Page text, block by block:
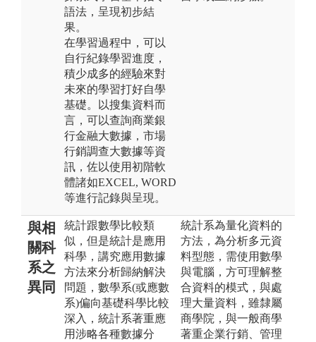
語法，呈現初步結
果。
在學習過程中，可以
自行紀錄學習進度，
積少成多的經驗來對
未來的學習打好自學
基礎。以搜集資料而
言，可以查詢商業銀
行金融大數據，市場
行銷調查大數據等資
訊，佐以使用初階軟
體諸如EXCEL, WORD
等進行記錄與呈現。
與相
關科
系之
異同
統計跟數學比較類
似，但是統計是應用
科學，講究應用數據
方法來分析歸納解決
問題，數學系(或應數
系)偏向基礎科學比較
深入，統計系著重應
用涉略各種數據分
統計系為量化資料的
方法，為分析多元資
料型態，需使用數學
與電腦，方可理解整
合資料的模式，與處
理大量資料，雖隸屬
商學院，與一般商學
著重企業行銷、管理